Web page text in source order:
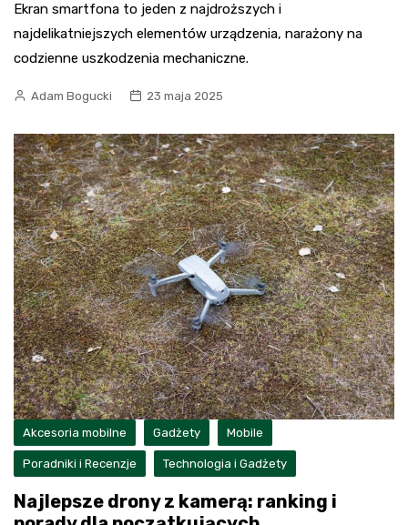
Ekran smartfona to jeden z najdroższych i
najdelikatniejszych elementów urządzenia, narażony na
codzienne uszkodzenia mechaniczne.
Adam Bogucki 23 maja 2025
Akcesoria mobilne Gadżety Mobile
Poradniki i Recenzje Technologia i Gadżety
Najlepsze drony z kamerą: ranking i